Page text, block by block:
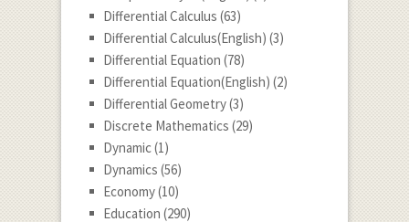
Differential Calculus (63)
Differential Calculus(English) (3)
Differential Equation (78)
Differential Equation(English) (2)
Differential Geometry(3)
Discrete Mathematics (29)
Dynamic(1)
Dynamics (56)
Economy(10)
Education (290)